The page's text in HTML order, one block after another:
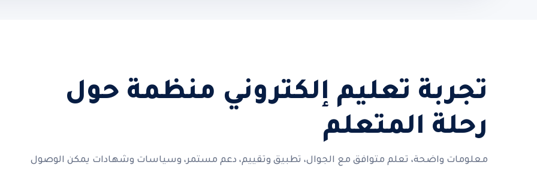
تجربة تعليم إلكتروني منظمة حول
رحلة المتعلم
معلومات واضحة، تعلم متوافق مع الجوال، تطبيق وتقييم، دعم مستمر، وسياسات وشهادات يمكن الوصول